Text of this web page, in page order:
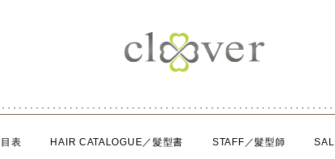
表 HAIR CATALOGUE／髮型書 STAFF／髮型師